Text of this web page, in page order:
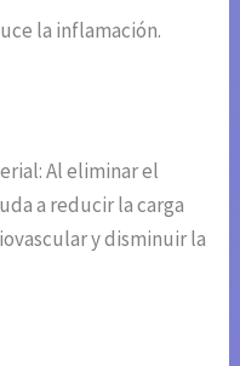
la inflamación.
Al eliminar el
a reducir la carga
y disminuir la